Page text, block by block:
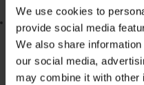
We use cookies to
provide social media
We also share
our social media,
may combine it with other
substances extrêmement
Ne contient pas de
bisphénols.
ENTRETIEN :
Nettoyage : Par